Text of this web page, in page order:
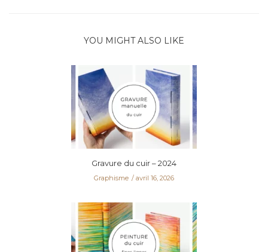
YOU MIGHT ALSO LIKE
Gravure du cuir – 2024
Graphisme avril 16, 2026